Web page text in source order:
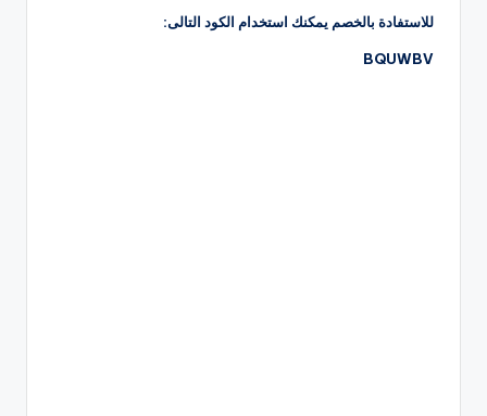
للاستفادة بالخصم يمكنك استخدام الكود التالى:
BQUWBV